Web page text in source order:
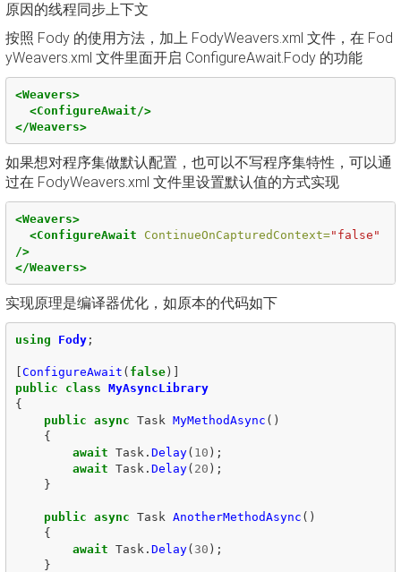
原因的线程同步上下文
按照 Fody 的使用方法，加上 FodyWeavers.xml 文件，在 Fod
yWeavers.xml 文件里面开启 ConfigureAwait.Fody 的功能
<Weavers>
<ConfigureAwait/>
</Weavers>
如果想对程序集做默认配置，也可以不写程序集特性，可以通
过在 FodyWeavers.xml 文件里设置默认值的方式实现
<Weavers>
<ConfigureAwait
ContinueOnCapturedContext="false"
/>
</Weavers>
实现原理是编译器优化，如原本的代码如下
using Fody;
[ConfigureAwait ( false)]
public
class MyAsyncLibrary
{
public async Task MyMethodAsync ()
{
await Task . Delay( 10 );
await Task . Delay( 20 );
}
public async Task AnotherMethodAsync ()
{
await Task . Delay( 30 );
}